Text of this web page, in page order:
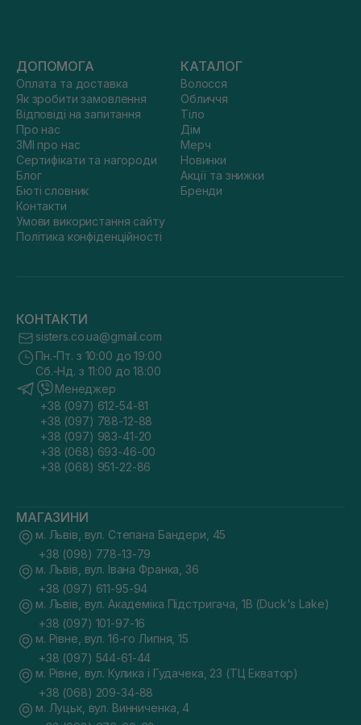
ДОПОМОГА
Оплата та доставка
Як зробити замовлення
Відповіді на запитання
Про нас
ЗМІ про нас
Сертифікати та нагороди
Блог
Бюті словник
Контакти
Умови використання сайту
Політика конфіденційності
КАТАЛОГ
Волосся
Обличчя
Тіло
Дім
Мерч
Новинки
Акції та знижки
Бренди
КОНТАКТИ
sisters.co.ua@gmail.com
Пн.-Пт. з 10:00 до 19:00
Сб.-Нд. з 11:00 до 18:00
Менеджер
+38 (097) 612-54-81
+38 (097) 788-12-88
+38 (097) 983-41-20
+38 (068) 693-46-00
+38 (068) 951-22-86
МАГАЗИНИ
м. Львів, вул. Степана Бандери, 45
+38 (098) 778-13-79
м. Львів, вул. Івана Франка, 36
+38 (097) 611-95-94
м. Львів, вул. Академіка Підстригача, 1В (Duck's Lake)
+38 (097) 101-97-16
м. Рівне, вул. 16-го Липня, 15
+38 (097) 544-61-44
м. Рівне, вул. Кулика і Гудачека, 23 (ТЦ Екватор)
+38 (068) 209-34-88
м. Луцьк, вул. Винниченка, 4